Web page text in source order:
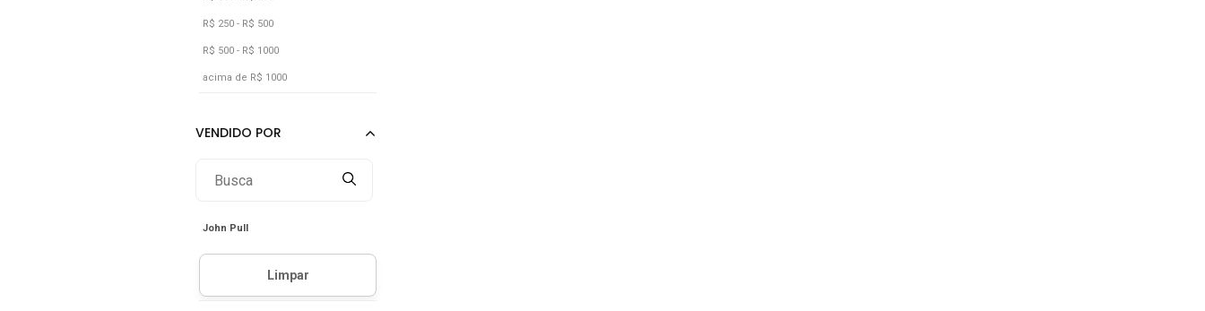
R$ 250 - R$ 500
R$ 500 - R$ 1000
acima de R$ 1000
John Pull